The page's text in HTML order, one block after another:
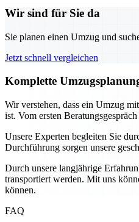
Wir sind für Sie da
Sie planen einen Umzug und
Jetzt schnell vergleichen
Komplette
Wir verstehen, dass ein Umzug
ist. Vom ersten
Unsere Experten begleiten Sie
Durchführung sorgen unsere
Durch unsere langjährige
transportiert werden. Mit uns
können.
FAQ